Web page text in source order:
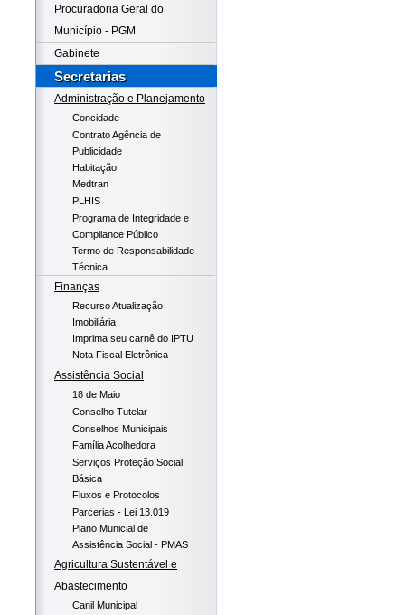
Procuradoria Geral do
Município - PGM
Gabinete
Secretarias
Administração e Planejamento
Concidade
Contrato Agência de
Publicidade
Habitação
Medtran
PLHIS
Programa de Integridade e
Compliance Público
Termo de Responsabilidade
Técnica
Finanças
Recurso Atualização
Imobiliária
Imprima seu carnê do IPTU
Nota Fiscal Eletrônica
Assistência Social
18 de Maio
Conselho Tutelar
Conselhos Municipais
Família Acolhedora
Serviços Proteção Social
Básica
Fluxos e Protocolos
Parcerias - Lei 13.019
Plano Municial de
Assistência Social - PMAS
Agricultura Sustentável e
Abastecimento
Canil Municipal